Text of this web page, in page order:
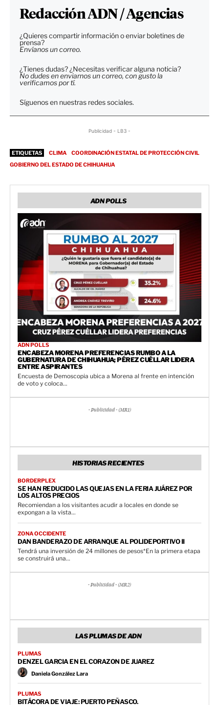
Redacción ADN / Agencias
¿Quieres compartir información o enviar boletines de
prensa?
Envíanos un correo.
¿Tienes dudas? ¿Necesitas verificar alguna noticia?
No dudes en enviarnos un correo, con gusto la
verificamos por tí.
Síguenos en nuestras redes sociales.
Publicidad - LB3 -
ETIQUETAS CLIMA
COORDINACIÓN ESTATAL DE PROTECCIÓN CIVIL
GOBIERNO DEL ESTADO DE CHIHUAHUA
ADN POLLS
ADN POLLS
ENCABEZA MORENA PREFERENCIAS RUMBO A LA
GUBERNATURA DE CHIHUAHUA; PÉREZ CUÉLLAR LIDERA
ENTRE ASPIRANTES
Encuesta de Demoscopia ubica a Morena al frente en intención
de voto y coloca...
- Publicidad - (MR1)
HISTORIAS RECIENTES
BORDERPLEX
SE HAN REDUCIDO LAS QUEJAS EN LA FERIA JUÁREZ POR
LOS ALTOS PRECIOS
Recomiendan a los visitantes acudir a locales en donde se
expongan a la vista...
ZONA OCCIDENTE
DAN BANDERAZO DE ARRANQUE AL POLIDEPORTIVO II
Tendrá una inversión de 24 millones de pesos*En la primera etapa
se construirá una...
- Publicidad - (MR2)
LAS PLUMAS DE ADN
PLUMAS
DENZEL GARCIA EN EL CORAZON DE JUAREZ
Daniela González Lara
PLUMAS
BITÁCORA DE VIAJE: PUERTO PEÑASCO.